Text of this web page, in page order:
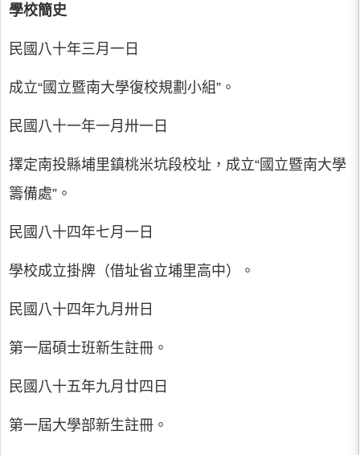
學校簡史
民國八十年三月一日
成立“國立暨南大學復校規劃小組”。
民國八十一年一月卅一日
擇定南投縣埔里鎮桃米坑段校址，成立“國立暨南大學
籌備處”。
民國八十四年七月一日
學校成立掛牌（借址省立埔里高中）。
民國八十四年九月卅日
第一屆碩士班新生註冊。
民國八十五年九月廿四日
第一屆大學部新生註冊。